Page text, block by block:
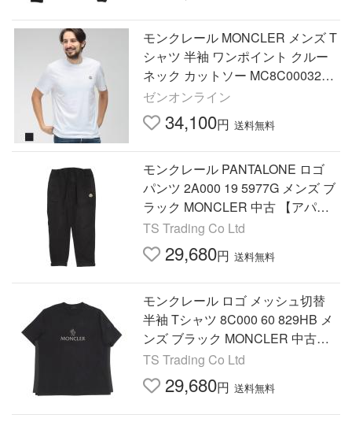
モンクレール MONCLER メンズ T
シャツ 半袖 ワンポイント クルー
ネック カットソー MC8C0003282
9H8 ブランド トップス シンプル
コットン 春 夏
ゼンオンライン
34,100円 送料無料
モンクレール PANTALONE ロゴ
パンツ 2A000 19 5977G メンズ ブ
ラック MONCLER 中古 【アパレ
ル・小物】
TS Trading Co Ltd
29,680円 送料無料
モンクレール ロゴ メッシュ切替
半袖 Tシャツ 8C000 60 829HB メ
ンズ ブラック MONCLER 中古
【アパレル・小物】
TS Trading Co Ltd
29,680円 送料無料